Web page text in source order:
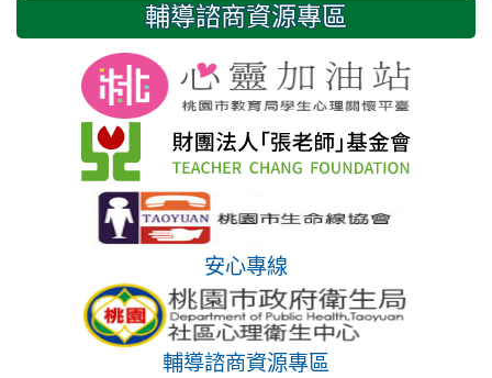
輔導諮商資源專區
安心專線
輔導諮商資源專區